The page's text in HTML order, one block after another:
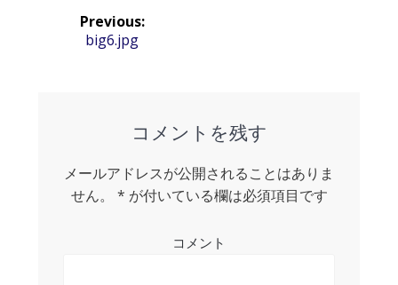
Previous:
Previous
big6.jpg
コメントを残す
メールアドレスが公開されることはありま
せん。
* が付いている欄は必須項目です
コメント